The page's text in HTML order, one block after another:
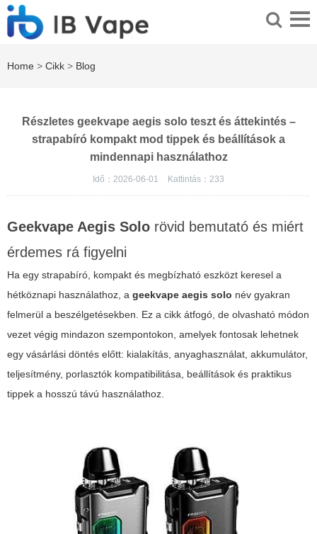
Home > Cikk > Blog
Részletes geekvape aegis solo teszt és áttekintés –
strapabíró kompakt mod tippek és beállítások a
mindennapi használathoz
Idő：2026-06-01 Kattintás： 233
Geekvape Aegis Solo rövid bemutató és miért
érdemes rá figyelni
Ha egy strapabíró, kompakt és megbízható eszközt keresel a
hétköznapi használathoz, a geekvape aegis solo név gyakran
felmerül a beszélgetésekben. Ez a cikk átfogó, de olvasható módon
vezet végig mindazon szempontokon, amelyek fontosak lehetnek
egy vásárlási döntés előtt: kialakítás, anyaghasználat, akkumulátor,
teljesítmény, porlasztók kompatibilitása, beállítások és praktikus
tippek a hosszú távú használathoz.